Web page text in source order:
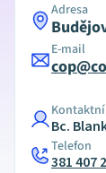
Adresa
E-mail
Bc.
Telefon
381 407